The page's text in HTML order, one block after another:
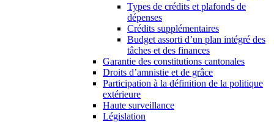
Types de crédits et plafonds de
dépenses
Crédits supplémentaires
Budget assorti d’un plan intégré des
tâches et des finances
Garantie des constitutions cantonales
Droits d’amnistie et de grâce
Participation à la définition de la politique
extérieure
Haute surveillance
Législation